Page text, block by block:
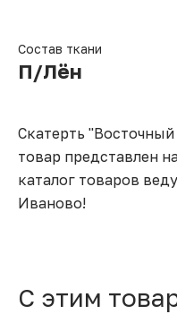
Состав ткани
П/Лён
Скатерть
товар представлен
каталог товаров
Иваново!
C этим